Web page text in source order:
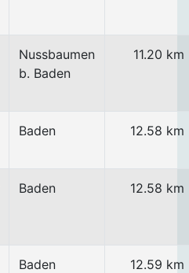
Nussbaumen
b. Baden
11.20 km
Baden 12.58 km
Baden 12.58 km
Baden 12.59 km